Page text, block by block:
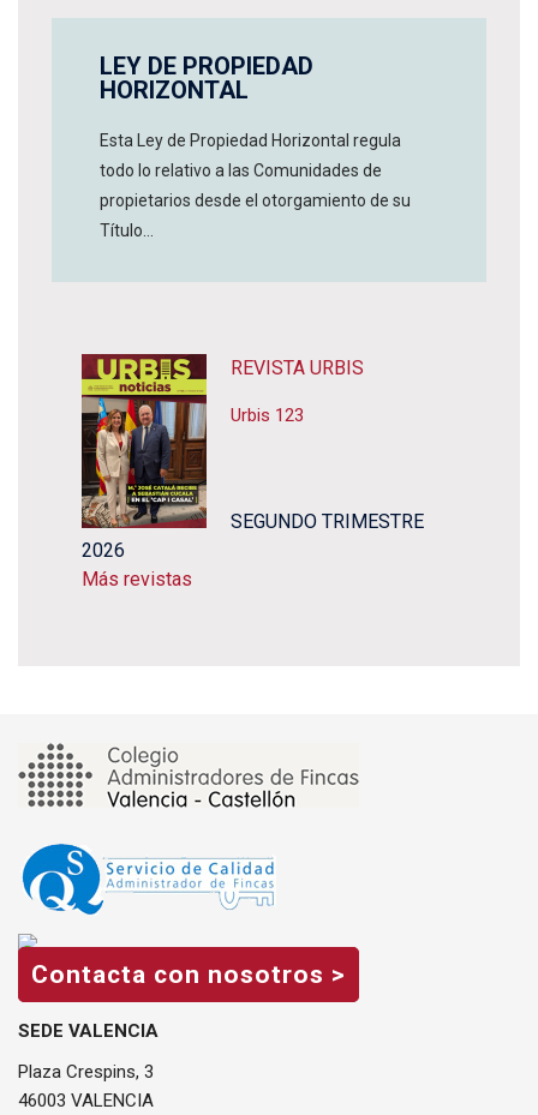
LEY DE PROPIEDAD
HORIZONTAL
Esta Ley de Propiedad Horizontal regula
todo lo relativo a las Comunidades de
propietarios desde el otorgamiento de su
Título...
REVISTA URBIS
Urbis 123
SEGUNDO TRIMESTRE
2026
Más revistas
Contacta con nosotros >
SEDE VALENCIA
Plaza Crespins, 3
46003 VALENCIA